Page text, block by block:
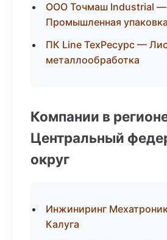
ООО Точмаш Industrial —
Промышленная упаковка
ПК Line ТехРесурс —
металлообработка
Компании в
Центральный
округ
Инжиниринг
Калуга